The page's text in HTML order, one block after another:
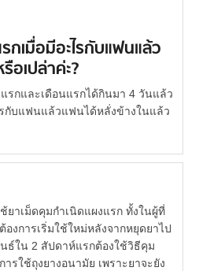
เมื่อมีอะไรกับแฟนแล้ว
อเปล่าค่ะ?
รกและเดือนแรกได้กินมา 4 วันแล้ว
กับแฟนแล้วแฟนได้หลั่งข้างในแล้ว
คุมกำเนิดแผงแรก ทั้งในผู้ที่
งการเริ่มใช้ใหม่หลังจากหยุดยาไป
ธ์ใน 2 สัปดาห์แรกต้องใช้วิธีคุม
รใช้ถุงยางอนามัย เพราะยาจะยัง